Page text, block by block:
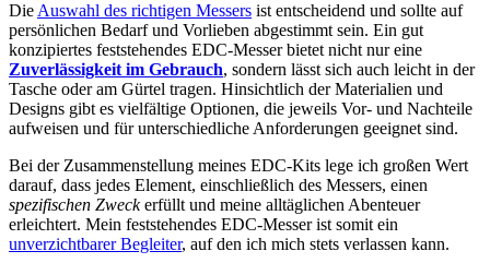
Die Auswahl des richtigen Messers ist entscheidend und sollte auf
persönlichen Bedarf und Vorlieben abgestimmt sein. Ein gut
konzipiertes feststehendes EDC-Messer bietet nicht nur eine
Zuverlässigkeit im Gebrauch, sondern lässt sich auch leicht in der
Tasche oder am Gürtel tragen. Hinsichtlich der Materialien und
Designs gibt es vielfältige Optionen, die jeweils Vor- und Nachteile
aufweisen und für unterschiedliche Anforderungen geeignet sind.
Bei der Zusammenstellung meines EDC-Kits lege ich großen Wert
darauf, dass jedes Element, einschließlich des Messers, einen
spezifischen Zweckerfüllt und meine alltäglichen Abenteuer
erleichtert. Mein feststehendes EDC-Messer ist somit ein
unverzichtbarer Begleiter, auf den ich mich stets verlassen kann.